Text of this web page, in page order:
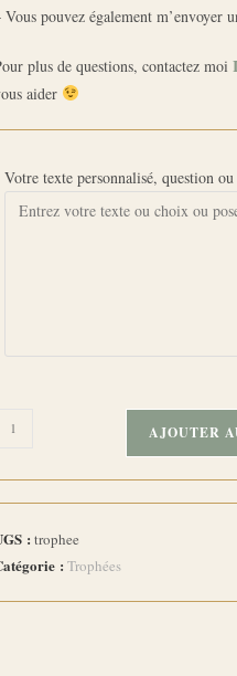
Vous pouvez également m’envoyer
plus de questions, contactez moi
aider
Votre texte personnalisé, question
quantité
AJOUTER
: trophee
: Trophées